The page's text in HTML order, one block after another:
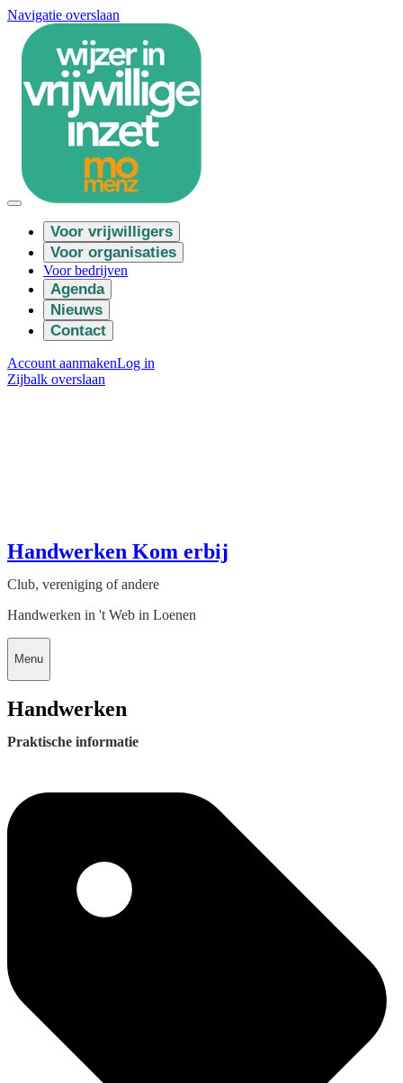
Navigatie overslaan
Voor vrijwilligers
Voor organisaties
Voor bedrijven
Agenda
Nieuws
Contact
Account aanmakenLog in
Zijbalk overslaan
Handwerken Kom erbij
Club, vereniging of andere
Handwerken in 't Web in Loenen
Menu
Handwerken
Praktische informatie